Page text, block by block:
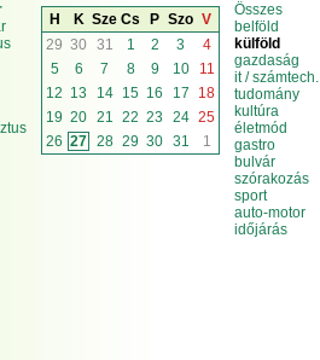
H
K Sze Cs P Szo V
29 30 31 1 2 3
4
5
6 7 8 9 10
11
12 13 14 15 16 17
18
19 20 21 22 23 24 25
26 27 28 29 30 31 1
Összes
belföld
külföld
gazdaság
it / számtech.
tudomány
kultúra
életmód
gastro
bulvár
szórakozás
sport
auto-motor
időjárás